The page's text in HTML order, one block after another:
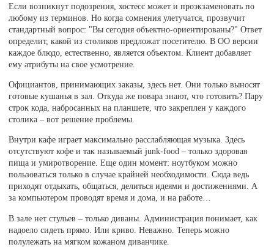
Если возникнут подозрения, хостесс может и проэкзаменовать по
любому из терминов. Но когда сомнения улетучатся, прозвучит
стандартный вопрос: "Вы сегодня объектно-ориентированы?" Ответ
определит, какой из столиков предложат посетителю. В ОО версии
каждое блюдо, естественно, является объектом. Клиент добавляет
ему атрибуты на свое усмотрение.
Официантов, принимающих заказы, здесь нет. Они только выносят
готовые кушанья в зал. Откуда же повара знают, что готовить? Пару
строк кода, набросанных на планшете, что закреплен у каждого
столика – вот решение проблемы.
Внутри кафе играет максимально расслабляющая музыка. Здесь
отсутствуют кофе и так называемый junk-food – только здоровая
пища и умиротворение. Еще один момент: ноутбуком можно
пользоваться только в случае крайней необходимости. Сюда ведь
приходят отдыхать, общаться, делиться идеями и достижениями. А
за компьютером проводят время и дома, и на работе…
В зале нет стульев – только диваны. Администрация понимает, как
надоело сидеть прямо. Или криво. Неважно. Теперь можно
полулежать на мягком кожаном диванчике.